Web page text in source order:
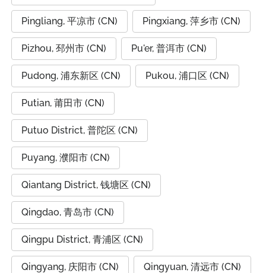
Pingliang, 平凉市 (CN) Pingxiang, 萍乡市 (CN)
Pizhou, 邳州市 (CN) Pu'er, 普洱市 (CN)
Pudong, 浦东新区 (CN) Pukou, 浦口区 (CN)
Putian, 莆田市 (CN)
Putuo District, 普陀区 (CN)
Puyang, 濮阳市 (CN)
Qiantang District, 钱塘区 (CN)
Qingdao, 青岛市 (CN)
Qingpu District, 青浦区 (CN)
Qingyang, 庆阳市 (CN) Qingyuan, 清远市 (CN)